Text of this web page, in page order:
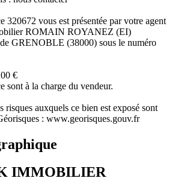
320672 vous est présentée par votre agent
ROMAIN ROYANEZ (EI)
GRENOBLE (38000) sous le numéro
€
sont à la charge du vendeur.
risques auxquels ce bien est exposé sont
: www.georisques.gouv.fr
IMMOBILIER